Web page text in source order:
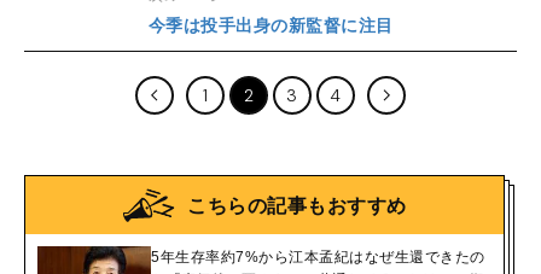
今季は投手出身の新監督に注目
1 2 3 4
こちらの記事もおすすめ
5年生存率約7%から江本孟紀はなぜ生還できたの